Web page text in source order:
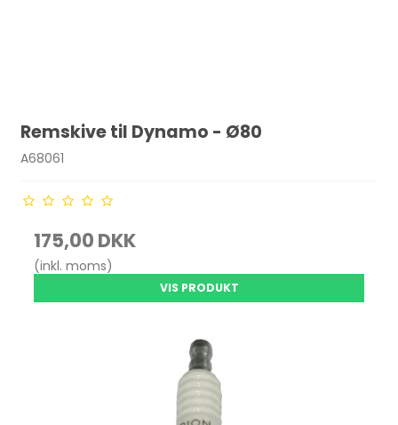
Remskive til Dynamo - Ø80
A68061
175,00 DKK
(inkl. moms)
VIS PRODUKT